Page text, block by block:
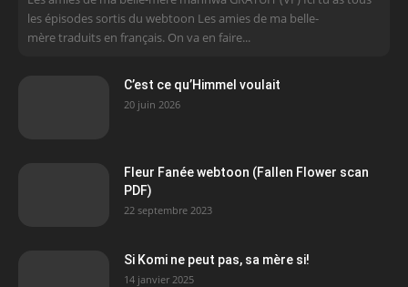
les épisodes sortis du webtoon Les amies de ma belle-
mère traduits en français. On va en faire...
C’est ce qu’Himmel voulait
20 juin 2026
Fleur Fanée webtoon (Fallen Flower scan
PDF)
22 septembre 2023
Si Komi ne peut pas, sa mère si!
14 janvier 2025